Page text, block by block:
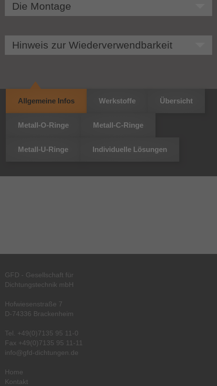
Die Montage
Hinweis zur Wiederverwendbarkeit
Allgemeine Infos Werkstoffe Übersicht
Metall-O-Ringe Metall-C-Ringe
Metall-U-Ringe Individuelle Lösungen
GFD - Gesellschaft für
Dichtungstechnik mbH
Hofwiesenstraße 7
D-74336 Brackenheim
Tel. +49(0)7135 95 11-0
Fax +49(0)7135 95 11-11
info@gfd-dichtungen.de
Home
Kontakt